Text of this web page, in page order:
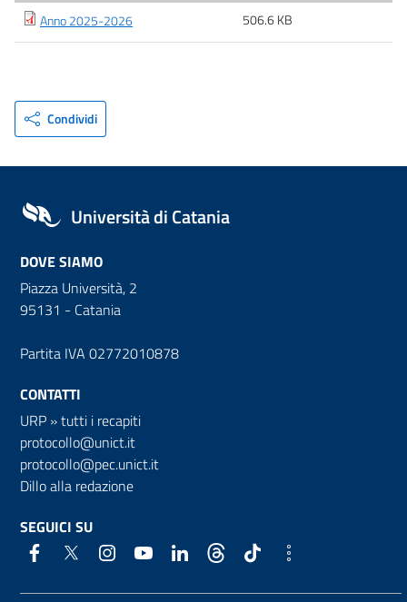
Anno 2025-2026 506.6 KB
Condividi
Università di Catania
DOVE SIAMO
Piazza Università, 2
95131 - Catania
Partita IVA 02772010878
CONTATTI
URP »tutti i recapiti
protocollo@unict.it
protocollo@pec.unict.it
Dillo alla redazione
SEGUICI SU